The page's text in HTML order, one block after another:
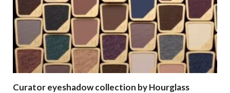
Curator eyeshadow collection by Hourglass